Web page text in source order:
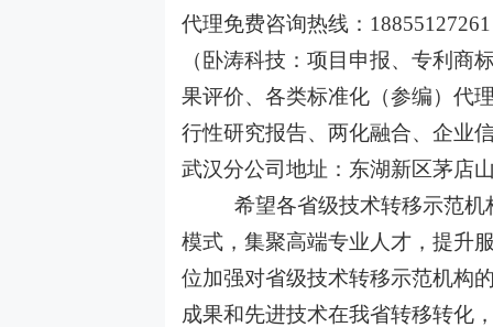
代理免费咨询热线：
（卧涛科技：项目申报、专利商
果评价、各类标准化（参编）代
行性研究报告、两化融合、企业
武汉分公司地址：东湖新区茅店
希望各省级技术转移示范机构
模式，集聚高端专业人才，提升
位加强对省级技术转移示范机构
成果和先进技术在我省转移转化